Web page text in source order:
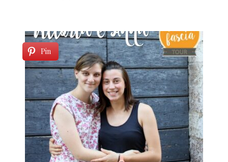
Pin